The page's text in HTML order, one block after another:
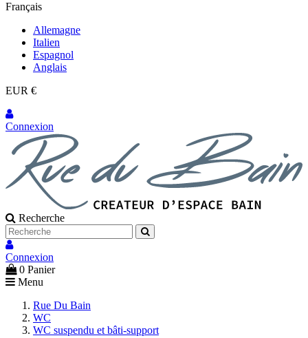
Français
Allemagne
Italien
Espagnol
Anglais
EUR €
Connexion
Recherche
Connexion
0 Panier
Menu
Rue Du Bain
WC
WC suspendu et bâti-support